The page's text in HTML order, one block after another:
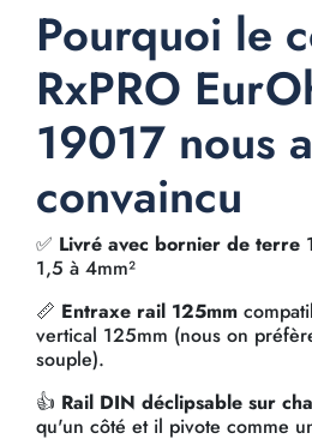
Pourquoi le
RxPRO
19017 nous a
convaincu
✅ Livré avec bornier de terre
1,5 à 4mm²
📏 Entraxe rail 125mm
vertical 125mm (nous on
souple).
👍 Rail DIN déclipsable sur
qu'un côté et il pivote comme